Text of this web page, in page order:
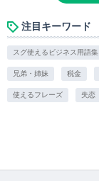
注目キーワード
スグ使えるビジネス用語集
兄弟・姉妹 税金
使えるフレーズ 失恋